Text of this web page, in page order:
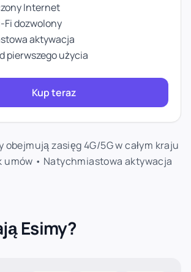
Internet
Fi dozwolony
aktywacja
pierwszego użycia
Kup teraz
obejmują zasięg 4G/5G w całym kraju
umów • Natychmiastowa aktywacja
Esimy?